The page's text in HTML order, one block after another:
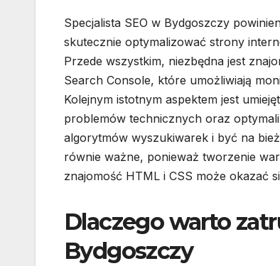
Specjalista SEO w Bydgoszczy
skutecznie optymalizować strony
Przede wszystkim, niezbędna jest
Search Console, które umożliwiają
Kolejnym istotnym aspektem jest
problemów technicznych oraz
algorytmów wyszukiwarek i być na
równie ważne, ponieważ tworzenie
znajomość HTML i CSS może okazać
Dlaczego warto
Bydgoszczy